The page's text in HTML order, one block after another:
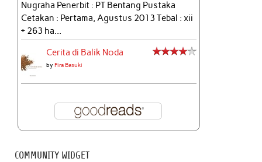
Nugraha Penerbit : PT Bentang Pustaka
Cetakan : Pertama, Agustus 2013 Tebal : xii
+ 263 ha...
Cerita di Balik Noda
byFira Basuki
COMMUNITY WIDGET